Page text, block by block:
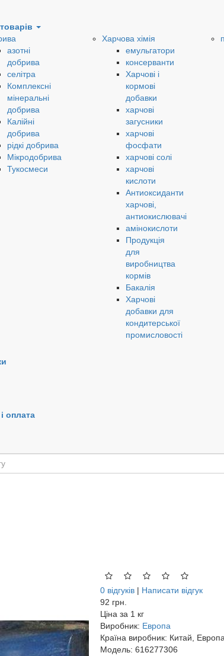
азотні
добрива
селітра
Комплексні
мінеральні
добрива
Калійні
добрива
рідкі добрива
Мікродобрива
Тукосмеси
Харчова хімія
емульгатори
консерванти
Харчові і
кормові
добавки
харчові
загусники
харчові
фосфати
харчові солі
харчові
кислоти
Антиоксиданти
харчові,
антиокислювачі
амінокислоти
Продукція
для
виробництва
кормів
Бакалія
Харчові
добавки для
кондитерської
промисловості
оплата
0 відгуків | Написати відгук
92 грн.
Ціна за 1 кг
Виробник: Европа
Країна виробник: Китай,
Модель: 616277306